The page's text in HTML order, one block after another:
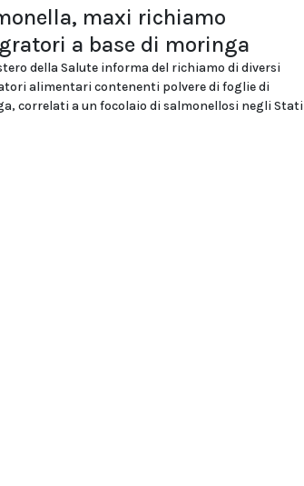
maxi richiamo
a base di moringa
della Salute informa del richiamo di diversi
alimentari contenenti polvere di foglie di
correlati a un focolaio di salmonellosi negli Stati